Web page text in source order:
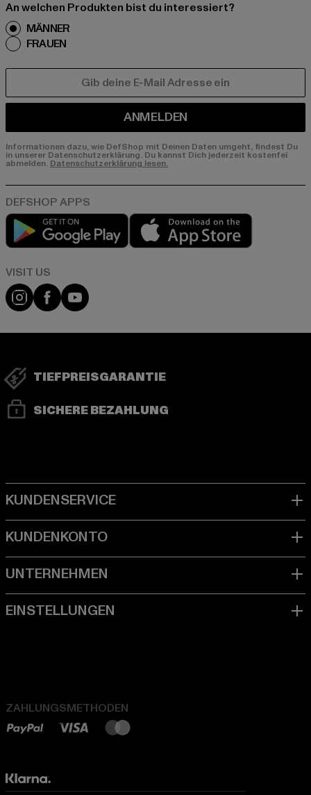
An welchen Produkten bist du interessiert?
MÄNNER
FRAUEN
ANMELDEN
Informationen dazu, wie DefShop mit Deinen Daten umgeht, findest Du
in unserer Datenschutzerklärung. Du kannst Dich jederzeit kostenfei
abmelden. Datenschutzerklärung lesen.
Play market
Visit our Instagram page:
Visit our Facebook page:
Visit our YouTube channel:
TIEFPREISGARANTIE
SICHERE BEZAHLUNG
ZAHLUNGSMETHODEN